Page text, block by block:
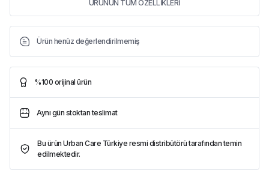
ÜRÜNÜN TÜM ÖZELLİKLERİ
Ürün henüz değerlendirilmemiş
%100 orijinal ürün
Aynı gün stoktan teslimat
Bu ürün Urban Care Türkiye resmi distribütörü tarafından temin
edilmektedir.